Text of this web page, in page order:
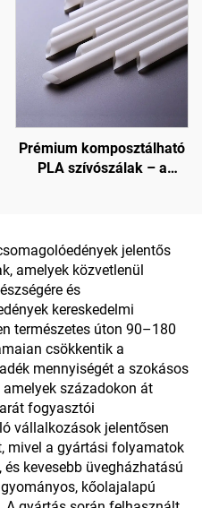
Prémium komposztálható
PLA szívószálak – a
jelentős
amelyek közvetlenül
és
kereskedelmi
természetes úton 90–180
csökkentik a
mennyiségét a szokásos
amelyek századokon át
fogyasztói
vállalkozások jelentősen
mivel a gyártási folyamatok
kevesebb üvegházhatású
kőolajalapú